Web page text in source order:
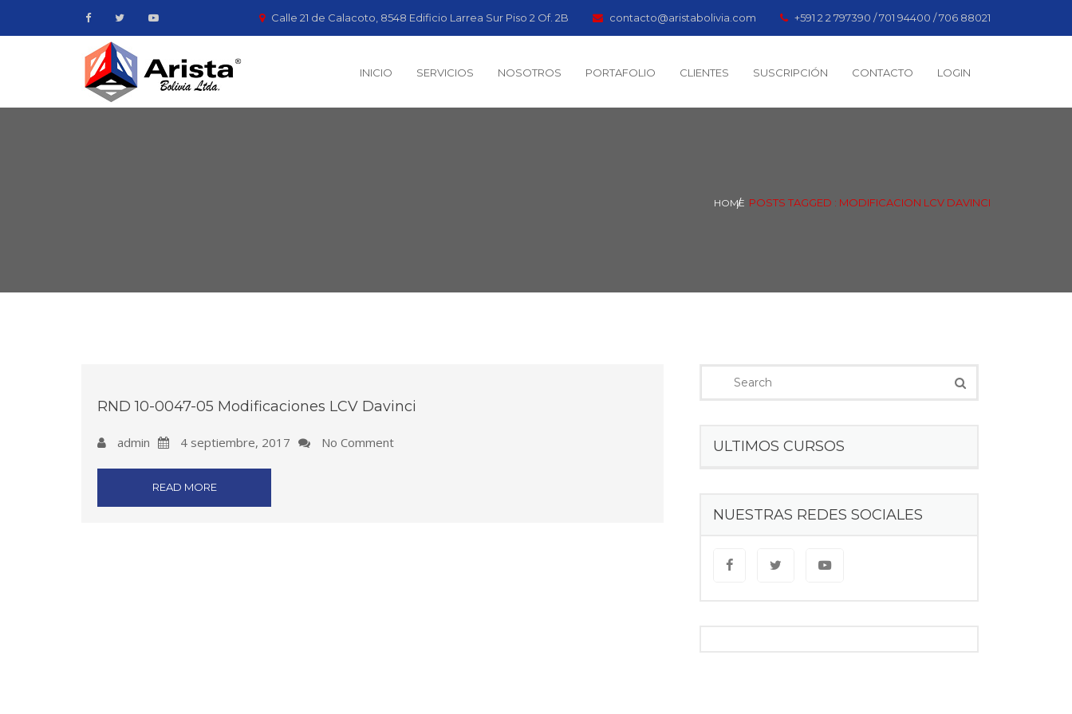
Calle 21 de Calacoto, 8548 Edificio Larrea Sur Piso 2 Of. 2B contacto@aristabolivia.com +591 2 2 797390 / 701 94400 / 706 88021
INICIO SERVICIOS NOSOTROS PORTAFOLIO CLIENTES SUSCRIPCIÓN CONTACTO LOGIN
HOME POSTS TAGGED : MODIFICACION LCV DAVINCI
RND 10-0047-05 Modificaciones LCV Davinci
admin 4 septiembre, 2017 No Comment
READ MORE
ULTIMOS CURSOS
NUESTRAS REDES SOCIALES